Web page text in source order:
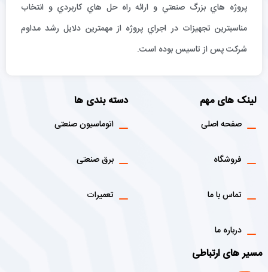
پروژه هاي بزرگ صنعتي و ارائه راه حل هاي كاربردي و انتخاب
مناسبترين تجهيزات در اجراي پروژه از مهمترين دلايل رشد مداوم
شركت پس از تاسيس بوده است.
لینک های مهم
صفحه اصلی
فروشگاه
تماس با ما
درباره ما
دسته بندی ها
اتوماسیون صنعتی
برق صنعتی
تعمیرات
مسیر های ارتباطی